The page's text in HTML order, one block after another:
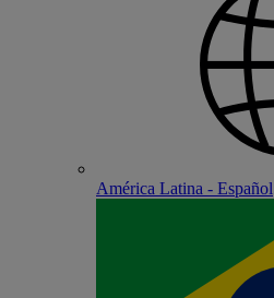
América Latina - Español